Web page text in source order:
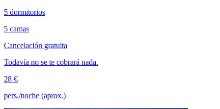
5 dormitorios
5 camas
Cancelación gratuita
Todavía no se te cobrará nada.
28 €
pers./noche (aprox.)